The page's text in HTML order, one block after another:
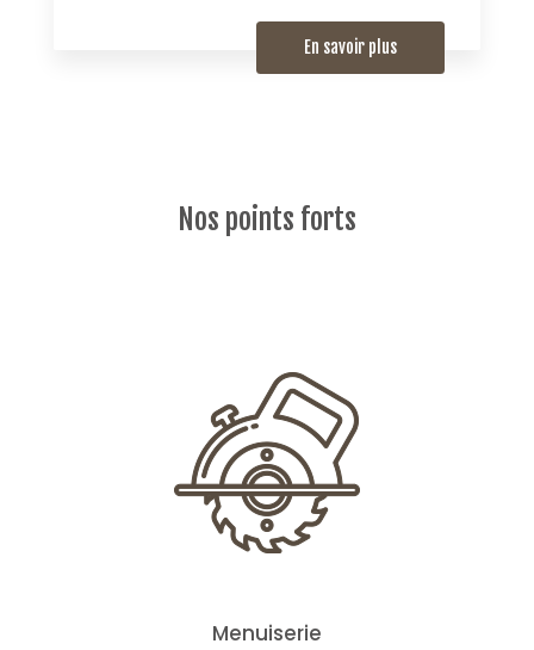
En savoir plus
Nos points forts
Menuiserie